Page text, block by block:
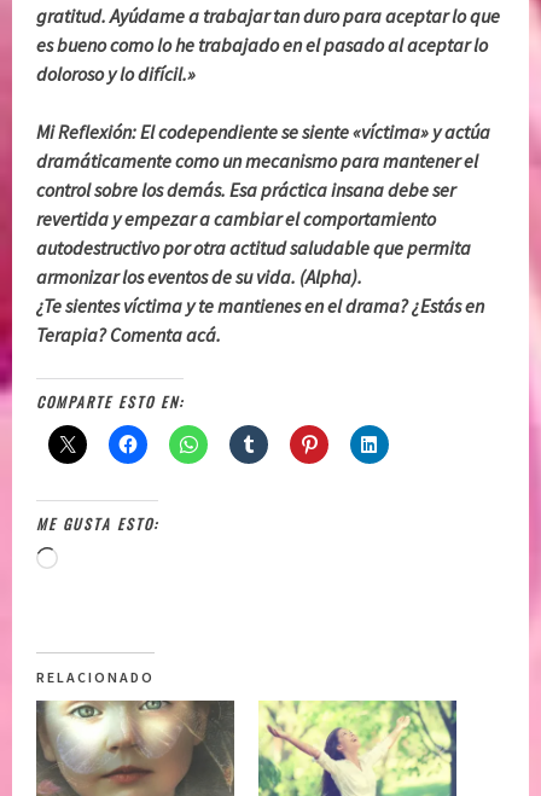
gratitud. Ayúdame a trabajar tan duro para aceptar lo que
es bueno como lo he trabajado en el pasado al aceptar lo
doloroso y lo difícil.»
Mi Reflexión: El codependiente se siente «víctima» y actúa
dramáticamente como un mecanismo para mantener el
control sobre los demás. Esa práctica insana debe ser
revertida y empezar a cambiar el comportamiento
autodestructivo por otra actitud saludable que permita
armonizar los eventos de su vida. (Alpha).
¿Te sientes víctima y te mantienes en el drama? ¿Estás en
Terapia? Comenta acá.
COMPARTE ESTO EN:
ME GUSTA ESTO:
Loading…
RELACIONADO